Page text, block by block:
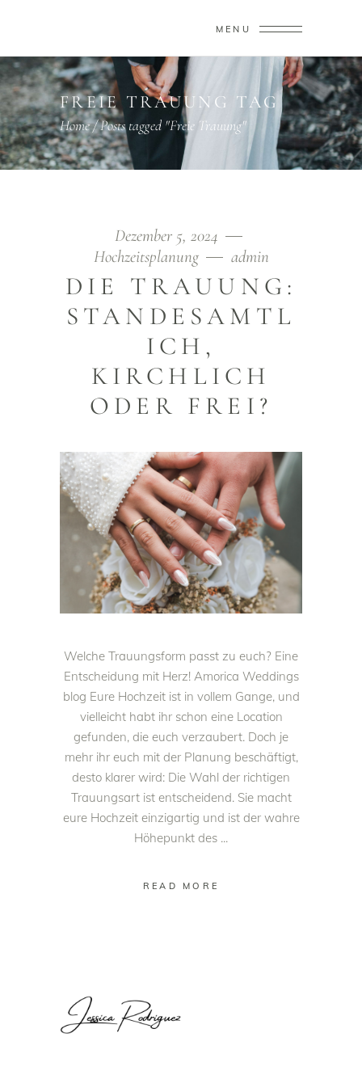
MENU
FREIE TRAUUNG TAG
Home/Posts tagged "Freie Trauung"
Dezember 5, 2024
Hochzeitsplanung
admin
DIE TRAUUNG:
STANDESAMTL
ICH,
KIRCHLICH
ODER FREI?
Welche Trauungsform passt zu euch? Eine
Entscheidung mit Herz! Amorica Weddings
blog Eure Hochzeit ist in vollem Gange, und
vielleicht habt ihr schon eine Location
gefunden, die euch verzaubert. Doch je
mehr ihr euch mit der Planung beschäftigt,
desto klarer wird: Die Wahl der richtigen
Trauungsart ist entscheidend. Sie macht
eure Hochzeit einzigartig und ist der wahre
Höhepunkt des
READ MORE